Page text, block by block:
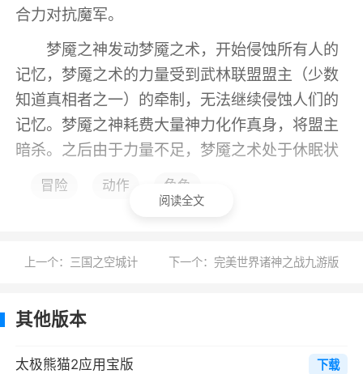
合力对抗魔军。
梦魇之神发动梦魇之术，开始侵蚀所有人的
记忆，梦魇之术的力量受到武林联盟盟主（少数
知道真相者之一）的牵制，无法继续侵蚀人们的
记忆。梦魇之神耗费大量神力化作真身，将盟主
暗杀。之后由于力量不足，梦魇之术处于休眠状
态，梦魇之神派出使者作为引导者，混入正义
方，企图用错误的引导手段，暂且替梦魇之术保
玩家招募各组织英雄组为一个战队，在索拉
位大将军之后，由于梦魇之力的影响和索拉的误
隙，并把其逼上了绝路。为了让玩家醒悟，暗杀
冒险 动作 角色
阅读全文
上一个：三国之空城计 下一个：完美世界诸神之战九游版
其他版本
太极熊猫2应用宝版 下载